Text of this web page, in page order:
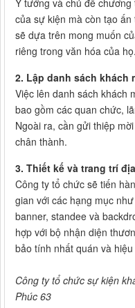
Ý tưởng và chủ đề
của sự kiện mà còn tạo
sẽ dựa trên mong muốn
riêng trong văn hóa của họ.
2. Lập danh sách khách
Việc lên danh sách khách
bao gồm các quan chức,
Ngoài ra, cần gửi thiệp
chân thành.
3. Thiết kế và trang trí
Công ty tổ chức sẽ tiến
gian với các hạng mục
banner, standee và
hợp với bộ nhận diện
bảo tính nhất quán và
Công ty tổ chức sự kiện
Phúc 63